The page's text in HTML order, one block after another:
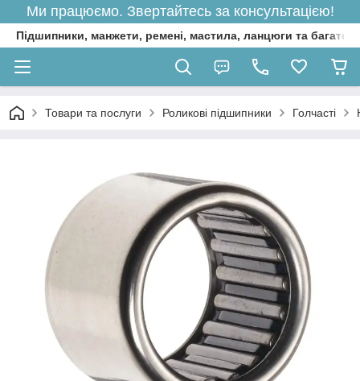
Ми працюємо. Звертайтесь за консультацією!
Підшипники, манжети, ремені, мастила, ланцюги та багато
Товари та послуги Роликові підшипники Голчасті